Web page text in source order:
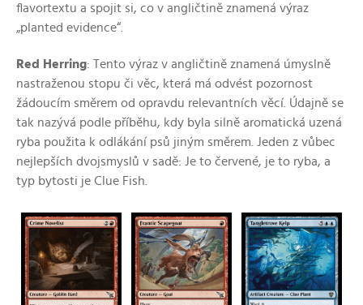
flavortextu a spojit si, co v angličtině znamená výraz
„planted evidence“.
Red Herring: Tento výraz v angličtině znamená úmyslně
nastraženou stopu či věc, která má odvést pozornost
žádoucím směrem od opravdu relevantních věcí. Údajně se
tak nazývá podle příběhu, kdy byla silně aromatická uzená
ryba použita k odlákání psů jiným směrem. Jeden z vůbec
nejlepších dvojsmyslů v sadě: Je to červené, je to ryba, a
typ bytosti je Clue Fish.